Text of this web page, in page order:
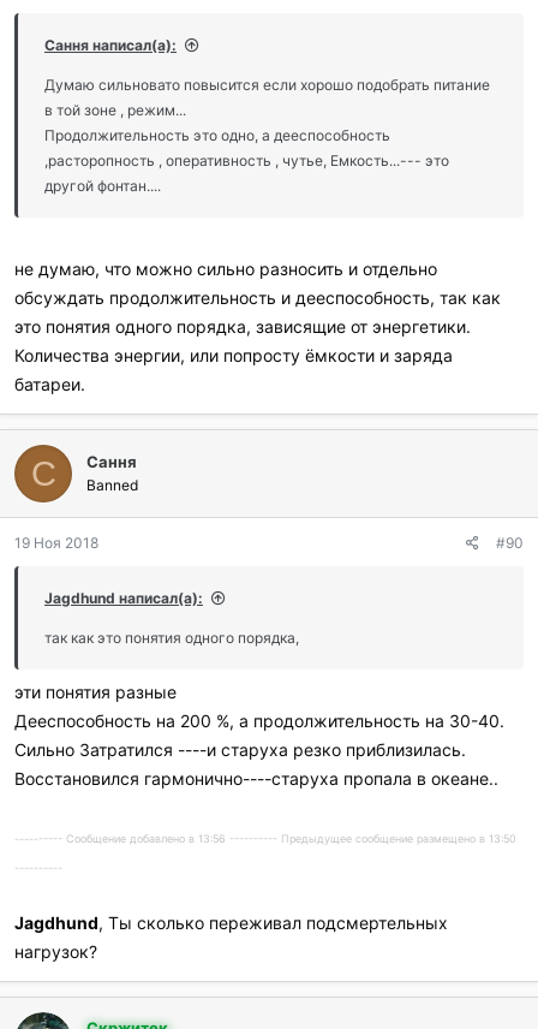
Сання написал(а):
Думаю сильновато повысится если хорошо подобрать питание
в той зоне , режим...
Продолжительность это одно, а дееспособность
,расторопность , оперативность , чутье, Емкость...--- это
другой фонтан....
не думаю, что можно сильно разносить и отдельно
обсуждать продолжительность и дееспособность, так как
это понятия одного порядка, зависящие от энергетики.
Количества энергии, или попросту ёмкости и заряда
батареи.
С Сання
Banned
19 Ноя 2018 #90
Jagdhund написал(а):
так как это понятия одного порядка,
эти понятия разные
Дееспособность на 200 %, а продолжительность на 30-40.
Сильно Затратился ----и старуха резко приблизилась.
Восстановился гармонично----старуха пропала в океане..
---------- Сообщение добавлено в 13:56 ---------- Предыдущее сообщение размещено в 13:50
----------
Jagdhund, Ты сколько переживал подсмертельных
нагрузок?